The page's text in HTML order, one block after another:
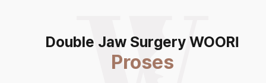
Double Jaw Surgery WOORI
Proses